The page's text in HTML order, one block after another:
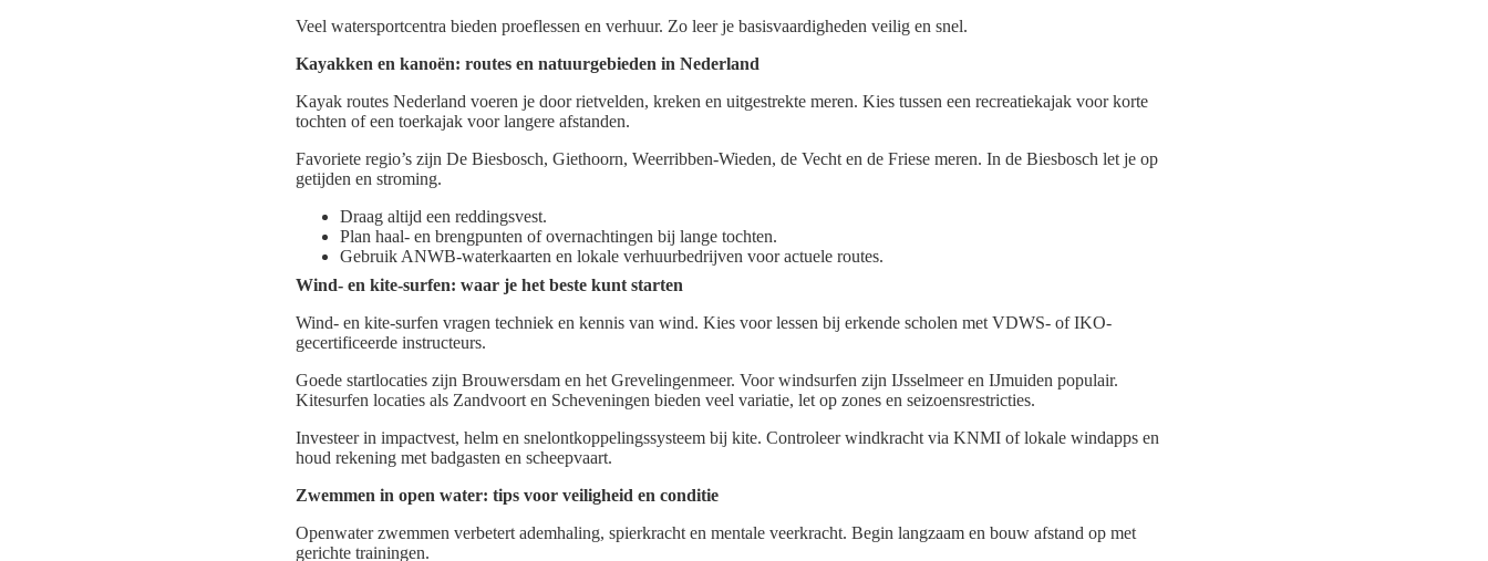
Veel watersportcentra bieden proeflessen en verhuur. Zo leer je basisvaardigheden veilig en snel.
Kayakken en kanoën: routes en natuurgebieden in Nederland
Kayak routes Nederland voeren je door rietvelden, kreken en uitgestrekte meren. Kies tussen een recreatiekajak voor korte
tochten of een toerkajak voor langere afstanden.
Favoriete regio’s zijn De Biesbosch, Giethoorn, Weerribben-Wieden, de Vecht en de Friese meren. In de Biesbosch let je op
getijden en stroming.
Draag altijd een reddingsvest.
Plan haal- en brengpunten of overnachtingen bij lange tochten.
Gebruik ANWB-waterkaarten en lokale verhuurbedrijven voor actuele routes.
Wind- en kite-surfen: waar je het beste kunt starten
Wind- en kite-surfen vragen techniek en kennis van wind. Kies voor lessen bij erkende scholen met VDWS- of IKO-
gecertificeerde instructeurs.
Goede startlocaties zijn Brouwersdam en het Grevelingenmeer. Voor windsurfen zijn IJsselmeer en IJmuiden populair.
Kitesurfen locaties als Zandvoort en Scheveningen bieden veel variatie, let op zones en seizoensrestricties.
Investeer in impactvest, helm en snelontkoppelingssysteem bij kite. Controleer windkracht via KNMI of lokale windapps en
houd rekening met badgasten en scheepvaart.
Zwemmen in open water: tips voor veiligheid en conditie
Openwater zwemmen verbetert ademhaling, spierkracht en mentale veerkracht. Begin langzaam en bouw afstand op met
gerichte trainingen.